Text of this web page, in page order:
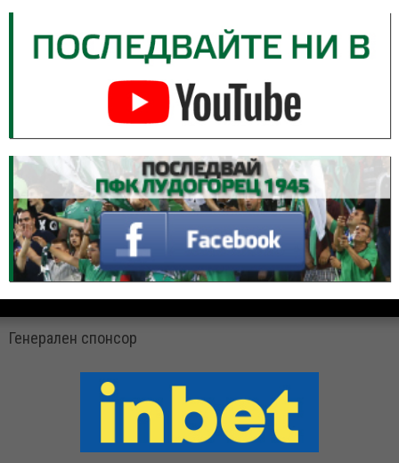
Генерален спонсор